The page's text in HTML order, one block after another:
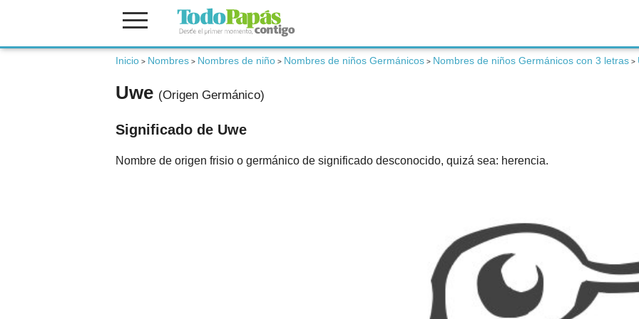
Inicio > Nombres > Nombres de niño > Nombres de niños Germánicos > Nombres de niños Germánicos con 3 letras >
Uwe (Origen Germánico)
Significado de Uwe
Nombre de origen frisio o germánico de significado desconocido, quizá sea: herencia.